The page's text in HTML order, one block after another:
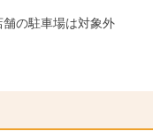
の駐車場は対象外